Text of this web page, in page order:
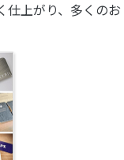
仕上がり、多くのお